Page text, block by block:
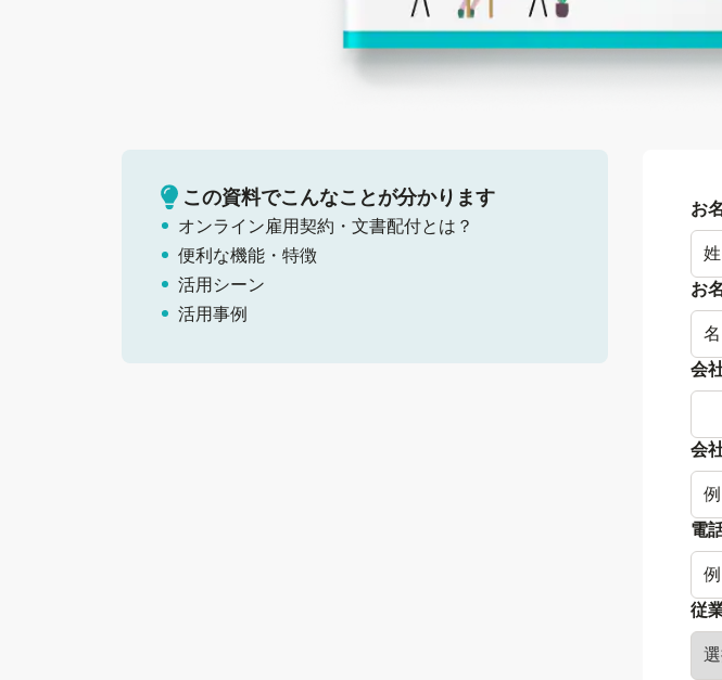
この資料でこんなことが分かります
オンライン雇用契約・文書配付とは？
便利な機能・特徴
活用シーン
活用事例
お
お
会
会
電
従